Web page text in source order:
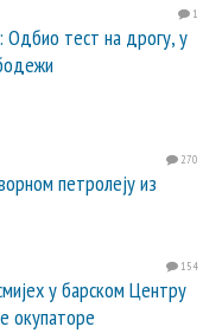
1
Одбио тест на дрогу, у
270
петролеју из
154
у барском Центру
окупаторе